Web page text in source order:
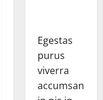
Egestas
purus
viverra
accumsan